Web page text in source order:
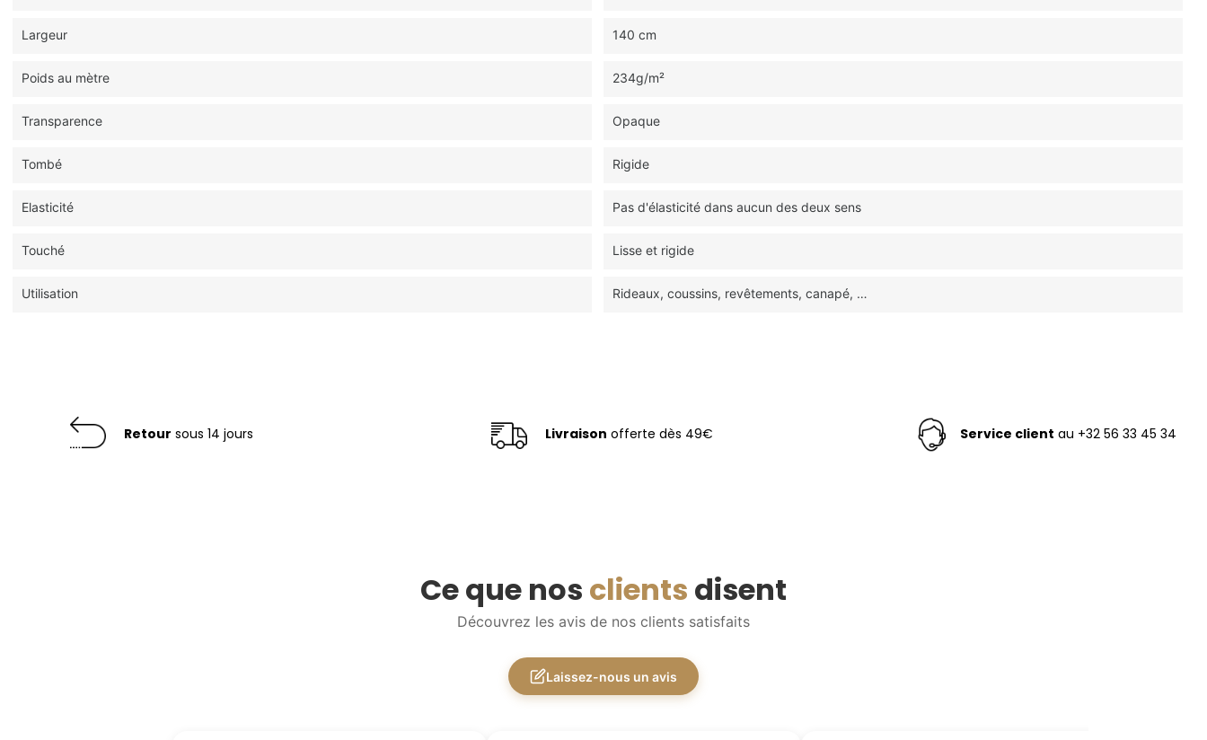
Largeur 140 cm
Poids au mètre 234g/m²
Transparence Opaque
Tombé Rigide
Elasticité Pas d'élasticité dans aucun des deux sens
Touché Lisse et rigide
Utilisation Rideaux, coussins, revêtements, canapé, …
Retour sous 14 jours Livraison offerte dès 49€ Service client au +32 56 33 45 34
Ce que nos clients disent
Découvrez les avis de nos clients satisfaits
Laissez-nous un avis